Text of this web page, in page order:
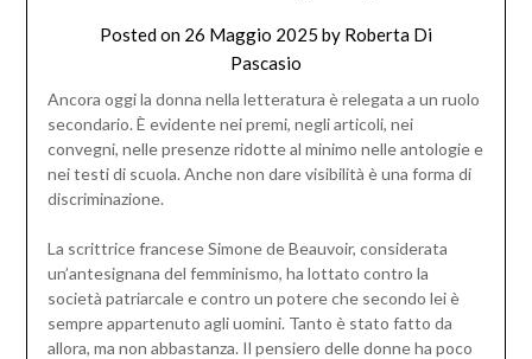
Posted on 26 Maggio 2025 by Roberta Di
Pascasio
Ancora oggi la donna nella letteratura è relegata a un ruolo
secondario. È evidente nei premi, negli articoli, nei
convegni, nelle presenze ridotte al minimo nelle antologie e
nei testi di scuola. Anche non dare visibilità è una forma di
discriminazione.
La scrittrice francese Simone de Beauvoir, considerata
un’antesignana del femminismo, ha lottato contro la
società patriarcale e contro un potere che secondo lei è
sempre appartenuto agli uomini. Tanto è stato fatto da
allora, ma non abbastanza. Il pensiero delle donne ha poco